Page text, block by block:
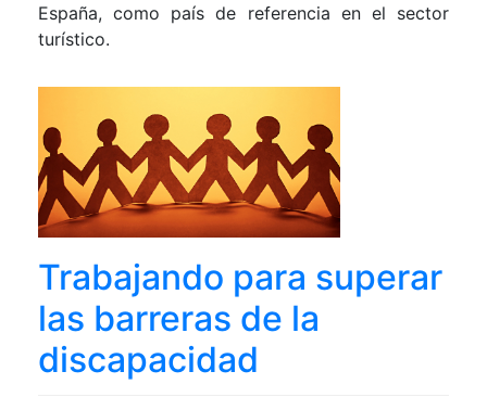
España, como país de referencia en el sector
turístico.
Trabajando para superar
las barreras de la
discapacidad